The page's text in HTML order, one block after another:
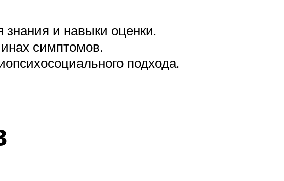
и навыки оценки.
симптомов.
подхода.